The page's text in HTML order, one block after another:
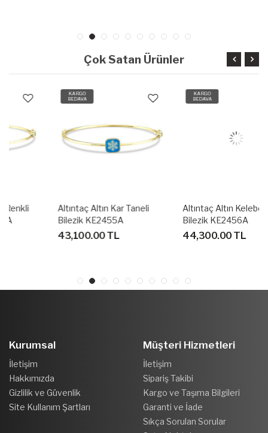
Çok Satan Ürünler
KARGO
BEDAVA
Altıntaç Altın Kar Taneli
Bilezik KE2455A
43,100.00 TL
KARGO
BEDAVA
Altıntaç Altın Kelebekli
Bilezik KE2456A
44,300.00 TL
Kurumsal
İletişim
Hakkımızda
Gizlilik ve Güvenlik
Site Kullanım Şartları
Müşteri Hizmetleri
İletişim
Sipariş Takibi
Kargo ve Taşıma Bilgileri
Garanti ve İade
Sıkça Sorulan Sorular